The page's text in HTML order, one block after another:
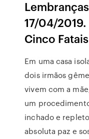
17/04/2019.
Cinco
Em uma casa
dois irmãos
vivem com a
um
inchado e
absoluta paz e